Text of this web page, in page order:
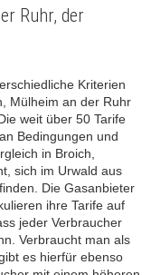
Ruhr, der
Kriterien
Mülheim an der Ruhr
weit über 50 Tarife
Bedingungen und
in Broich,
sich im Urwald aus
Die Gasanbieter
ihre Tarife auf
jeder Verbraucher
Verbraucht man als
es hierfür ebenso